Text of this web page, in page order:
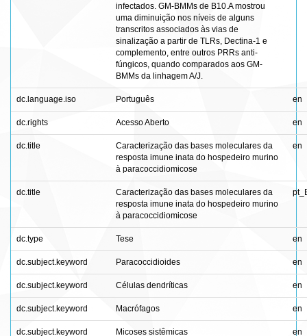
infectados. GM-BMMs de B10.A mostrou
uma diminuição nos níveis de alguns
transcritos associados às vias de
sinalização a partir de TLRs, Dectina-1 e
complemento, entre outros PRRs anti-
fúngicos, quando comparados aos GM-
BMMs da linhagem A/J.
dc.language.iso Português en
dc.rights Acesso Aberto en
dc.title
Caracterização das bases moleculares da
resposta imune inata do hospedeiro murino
à paracoccidiomicose
en
dc.title
Caracterização das bases moleculares da
resposta imune inata do hospedeiro murino
à paracoccidiomicose
dc.type Tese en
dc.subject.keyword Paracoccidioides en
dc.subject.keyword Células dendríticas en
dc.subject.keyword Macrófagos en
dc.subject.keyword Micoses sistêmicas en